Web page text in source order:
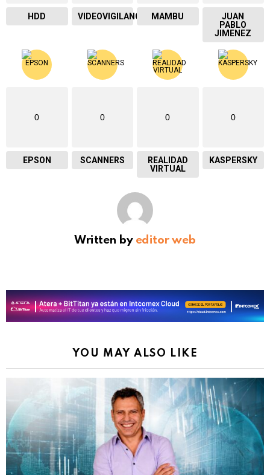
HDD VIDEOVIGILANCIA MAMBU
JUAN
PABLO
JIMENEZ
0
EPSON
0
SCANNERS
0
REALIDAD
VIRTUAL
0
KASPERSKY
Written by editor web
YOU MAY ALSO LIKE